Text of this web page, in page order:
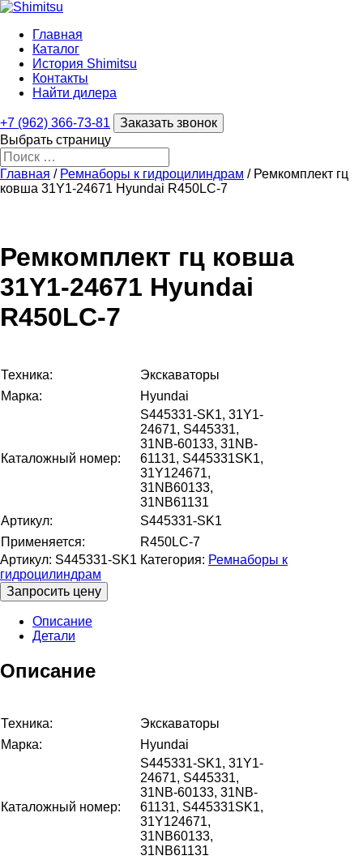
Главная
Каталог
История Shimitsu
Контакты
Найти дилера
+7 (962) 366-73-81
Заказать звонок
Выбрать страницу
Главная / Ремнаборы к гидроцилиндрам / Ремкомплект гц
ковша 31Y1-24671 Hyundai R450LC-7
Ремкомплект гц ковша
31Y1-24671 Hyundai
R450LC-7
Техника:
Экскаваторы
Марка:
Hyundai
Каталожный номер:
S445331-SK1, 31Y1-
24671, S445331,
31NB-60133, 31NB-
61131, S445331SK1,
31Y124671,
31NB60133,
31NB61131
Артикул:
S445331-SK1
Применяется:
R450LC-7
Артикул: S445331-SK1 Категория: Ремнаборы к
гидроцилиндрам
Запросить цену
Описание
Детали
Описание
Техника:
Экскаваторы
Марка:
Hyundai
Каталожный номер:
S445331-SK1, 31Y1-
24671, S445331,
31NB-60133, 31NB-
61131, S445331SK1,
31Y124671,
31NB60133,
31NB61131